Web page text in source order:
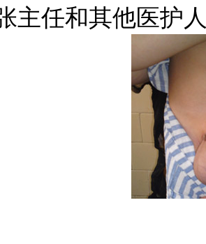
主任和其他医护